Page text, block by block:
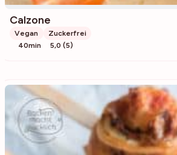
Calzone
Vegan
Zuckerfrei
40min
5,0 (5)